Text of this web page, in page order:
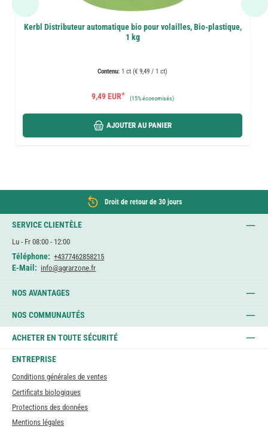
Kerbl Distributeur automatique bio pour volailles, Bio-plastique,
1 kg
Contenu: 1 ct (€ 9,49 / 1 ct)
9,49 EUR* (15%économisés)
AJOUTER AU PANIER
Droit de retour de 30 jours
SERVICE CLIENTÈLE
Lu - Fr 08:00 - 12:00
Téléphone: +4377462858215
E-Mail: info@agrarzone.fr
NOS AVANTAGES
NOS COMMUNAUTÉS
ACHETER EN TOUTE SÉCURITÉ
ENTREPRISE
Conditions générales de ventes
Certificats biologiques
Protections des données
Mentions légales